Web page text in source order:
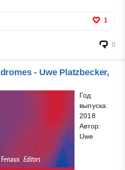
1
0
- Uwe Platzbecker,
Год
выпуска:
2018
Автор:
Uwe